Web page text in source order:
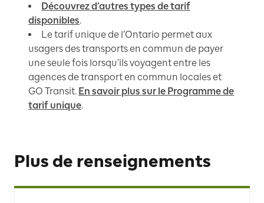
Découvrez d’autres types de tarif
disponibles.
Le tarif unique de l’Ontario permet aux
usagers des transports en commun de payer
une seule fois lorsqu’ils voyagent entre les
agences de transport en commun locales et
GO Transit. En savoir plus sur le Programme de
tarif unique.
Plus de renseignements